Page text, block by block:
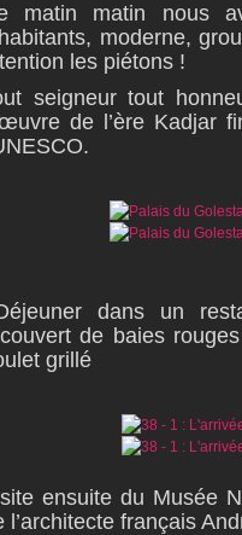
matin matin nous
moderne,
les piétons !
seigneur tout
de l’ère Kadjar
dans un
de baies
grillé
ensuite du Musée
l’architecte français